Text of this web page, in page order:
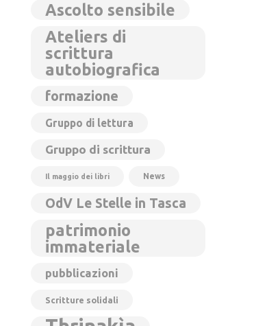
Ascolto sensibile
Ateliers di
scrittura
autobiografica
formazione
Gruppo di lettura
Gruppo di scrittura
Il maggio dei libri News
OdV Le Stelle in Tasca
patrimonio
immateriale
pubblicazioni
Scritture solidali